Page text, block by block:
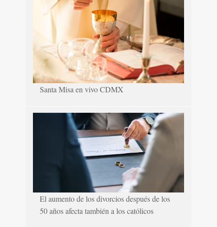
Santa Misa en vivo CDMX
El aumento de los divorcios después de los
50 años afecta también a los católicos